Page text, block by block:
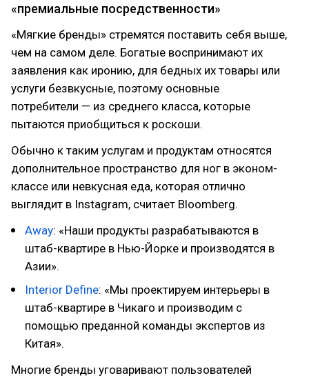
«премиальные посредственности»
«Мягкие бренды» стремятся поставить себя выше,
чем на самом деле. Богатые воспринимают их
заявления как иронию, для бедных их товары или
услуги безвкусные, поэтому основные
потребители — из среднего класса, которые
пытаются приобщиться к роскоши.
Обычно к таким услугам и продуктам относятся
дополнительное пространство для ног в эконом-
классе или невкусная еда, которая отлично
выглядит в Instagram, считает Bloomberg.
Away: «Наши продукты разрабатываются в
штаб-квартире в Нью-Йорке и производятся в
Азии».
Interior Define: «Мы проектируем интерьеры в
штаб-квартире в Чикаго и производим с
помощью преданной команды экспертов из
Китая».
Многие бренды уговаривают пользователей